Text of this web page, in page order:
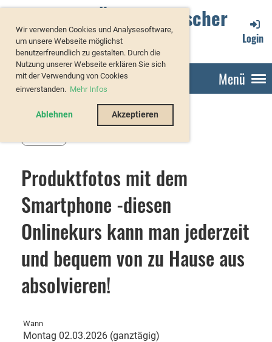
Wir verwenden Cookies und Analysesoftware,
um unsere Webseite möglichst
benutzerfreundlich zu gestalten. Durch die
Nutzung unserer Webseite erklären Sie sich
mit der Verwendung von Cookies
einverstanden. Mehr Infos
Ablehnen Akzeptieren
Verband Österreichischer
Forellenzüchter
Login
Menü
Produktfotos mit dem
Smartphone -diesen
Onlinekurs kann man jederzeit
und bequem von zu Hause aus
absolvieren!
Wann
Montag 02.03.2026 (ganztägig)